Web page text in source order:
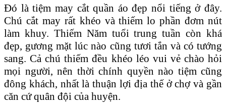
Đó là tiệm may cắt quần áo đẹp nổi tiếng ở đây.
Chú cắt may rất khéo và thiếm lo phần đơm nút
làm khuy. Thiếm Năm tuổi trung tuần còn khá
đẹp, gương mặt lúc nào cũng tươi tắn và có tướng
sang. Cả chú thiếm đều khéo léo vui vẻ chào hỏi
mọi người, nên thời chính quyền nào tiệm cũng
đông khách, nhất là thuận lợi địa thế ở chợ và gần
căn cứ quân đội của huyện.